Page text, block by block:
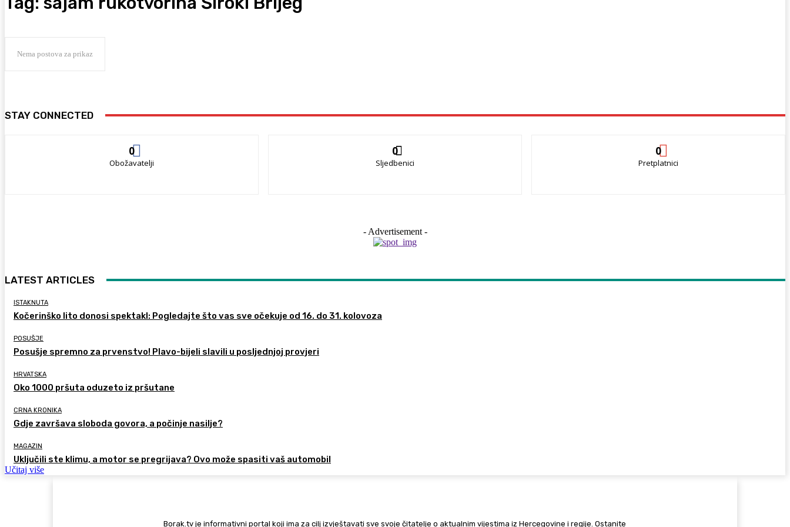
Nema postova za prikaz
STAY CONNECTED
0
Obožavatelji
0
Sljedbenici
0
Pretplatnici
- Advertisement -
LATEST ARTICLES
ISTAKNUTA
Kočerinško lito donosi spektakl: Pogledajte što vas sve očekuje od 16. do 31. kolovoza
POSUŠJE
Posušje spremno za prvenstvo! Plavo-bijeli slavili u posljednjoj provjeri
HRVATSKA
Oko 1000 pršuta oduzeto iz pršutane
CRNA KRONIKA
Gdje završava sloboda govora, a počinje nasilje?
MAGAZIN
Uključili ste klimu, a motor se pregrijava? Ovo može spasiti vaš automobil
Učitaj više
Borak.tv je informativni portal koji ima za cilj izvještavati sve svoje čitatelje o aktualnim vijestima iz Hercegovine i regije. Ostanite